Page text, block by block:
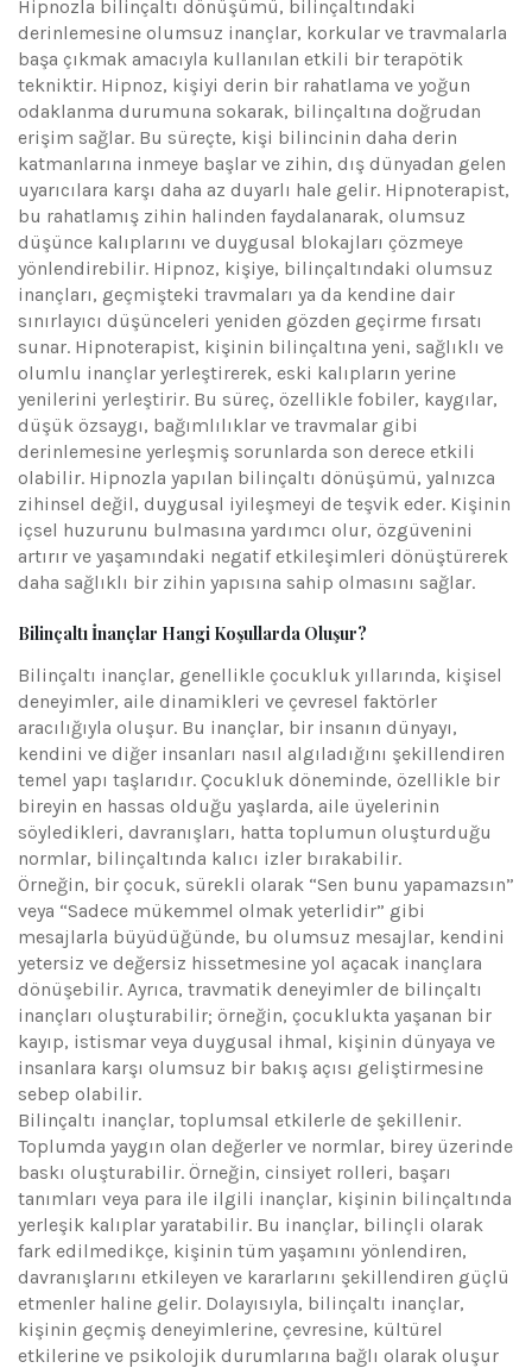
Hipnozla bilinçaltı dönüşümü, bilinçaltındaki
derinlemesine olumsuz inançlar, korkular ve travmalarla
başa çıkmak amacıyla kullanılan etkili bir terapötik
tekniktir. Hipnoz, kişiyi derin bir rahatlama ve yoğun
odaklanma durumuna sokarak, bilinçaltına doğrudan
erişim sağlar. Bu süreçte, kişi bilincinin daha derin
katmanlarına inmeye başlar ve zihin, dış dünyadan gelen
uyarıcılara karşı daha az duyarlı hale gelir. Hipnoterapist,
bu rahatlamış zihin halinden faydalanarak, olumsuz
düşünce kalıplarını ve duygusal blokajları çözmeye
yönlendirebilir. Hipnoz, kişiye, bilinçaltındaki olumsuz
inançları, geçmişteki travmaları ya da kendine dair
sınırlayıcı düşünceleri yeniden gözden geçirme fırsatı
sunar. Hipnoterapist, kişinin bilinçaltına yeni, sağlıklı ve
olumlu inançlar yerleştirerek, eski kalıpların yerine
yenilerini yerleştirir. Bu süreç, özellikle fobiler, kaygılar,
düşük özsaygı, bağımlılıklar ve travmalar gibi
derinlemesine yerleşmiş sorunlarda son derece etkili
olabilir. Hipnozla yapılan bilinçaltı dönüşümü, yalnızca
zihinsel değil, duygusal iyileşmeyi de teşvik eder. Kişinin
içsel huzurunu bulmasına yardımcı olur, özgüvenini
artırır ve yaşamındaki negatif etkileşimleri dönüştürerek
daha sağlıklı bir zihin yapısına sahip olmasını sağlar.
Bilinçaltı İnançlar Hangi Koşullarda Oluşur?
Bilinçaltı inançlar, genellikle çocukluk yıllarında, kişisel
deneyimler, aile dinamikleri ve çevresel faktörler
aracılığıyla oluşur. Bu inançlar, bir insanın dünyayı,
kendini ve diğer insanları nasıl algıladığını şekillendiren
temel yapı taşlarıdır. Çocukluk döneminde, özellikle bir
bireyin en hassas olduğu yaşlarda, aile üyelerinin
söyledikleri, davranışları, hatta toplumun oluşturduğu
normlar, bilinçaltında kalıcı izler bırakabilir.
Örneğin, bir çocuk, sürekli olarak “Sen bunu yapamazsın”
veya “Sadece mükemmel olmak yeterlidir” gibi
mesajlarla büyüdüğünde, bu olumsuz mesajlar, kendini
yetersiz ve değersiz hissetmesine yol açacak inançlara
dönüşebilir. Ayrıca, travmatik deneyimler de bilinçaltı
inançları oluşturabilir; örneğin, çocuklukta yaşanan bir
kayıp, istismar veya duygusal ihmal, kişinin dünyaya ve
insanlara karşı olumsuz bir bakış açısı geliştirmesine
sebep olabilir.
Bilinçaltı inançlar, toplumsal etkilerle de şekillenir.
Toplumda yaygın olan değerler ve normlar, birey üzerinde
baskı oluşturabilir. Örneğin, cinsiyet rolleri, başarı
tanımları veya para ile ilgili inançlar, kişinin bilinçaltında
yerleşik kalıplar yaratabilir. Bu inançlar, bilinçli olarak
fark edilmedikçe, kişinin tüm yaşamını yönlendiren,
davranışlarını etkileyen ve kararlarını şekillendiren güçlü
etmenler haline gelir. Dolayısıyla, bilinçaltı inançlar,
kişinin geçmiş deneyimlerine, çevresine, kültürel
etkilerine ve psikolojik durumlarına bağlı olarak oluşur